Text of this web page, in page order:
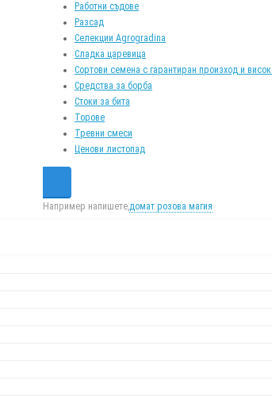
Работни съдове
Разсад
Селекции Agrogradina
Сладка царевица
Сортови семена с гарантиран произход и
Средства за борба
Стоки за бита
Торове
Тревни смеси
Ценови листопад
Например напишете,домат розова магия